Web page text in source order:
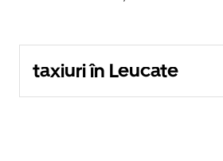
taxiuri în Leucate